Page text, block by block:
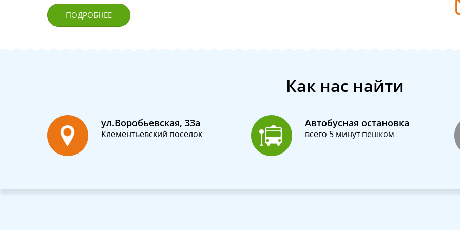
ПОДРОБНЕЕ
Как нас найти
ул.Воробьевская, 33а
Клементьевский поселок
Автобусная остановка
всего 5 минут пешком